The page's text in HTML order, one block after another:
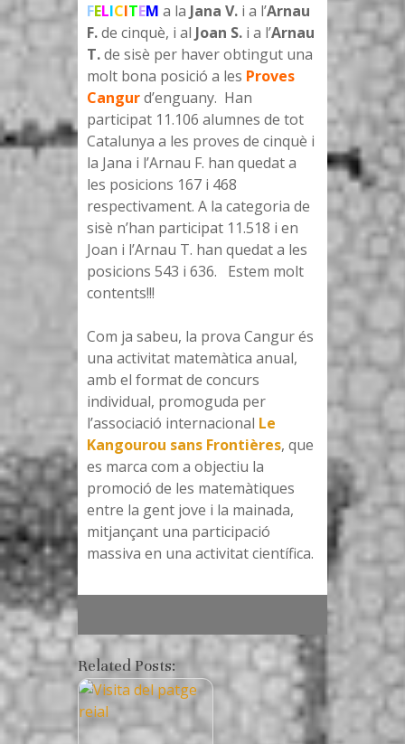
FELICITEM a la Jana V. i a l’Arnau
F.de cinquè, i al Joan S. i a l’Arnau
T.de sisè per haver obtingut una
molt bona posició a les Proves
Cangurd’enguany. Han
participat 11.106 alumnes de tot
Catalunya a les proves de cinquè i
la Jana i l’Arnau F. han quedat a
les posicions 167 i 468
respectivament. A la categoria de
sisè n’han participat 11.518 i en
Joan i l’Arnau T. han quedat a les
posicions 543 i 636. Estem molt
contents!!!
Com ja sabeu, la prova Cangur és
una activitat matemàtica anual,
amb el format de concurs
individual, promoguda per
l’associació internacional Le
Kangourou sans Frontières, que
es marca com a objectiu la
promoció de les matemàtiques
entre la gent jove i la mainada,
mitjançant una participació
massiva en una activitat científica.
Related Posts: